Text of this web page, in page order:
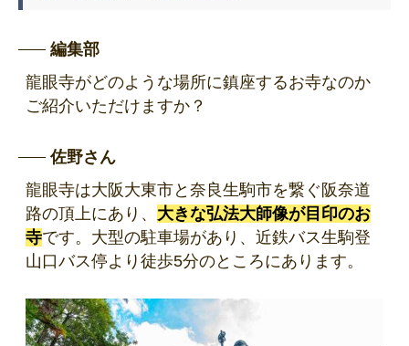
編集部
龍眼寺がどのような場所に鎮座するお寺なのか
ご紹介いただけますか？
佐野さん
龍眼寺は大阪大東市と奈良生駒市を繋ぐ阪奈道
路の頂上にあり、 大きな弘法大師像が目印のお
寺です。大型の駐車場があり、近鉄バス生駒登
山口バス停より徒歩5分のところにあります。